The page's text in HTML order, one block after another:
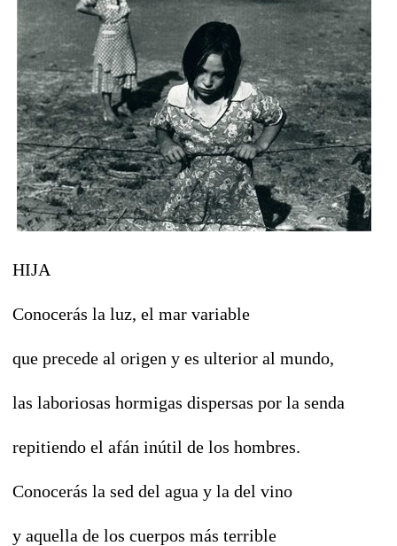
HIJA
Conocerás la luz, el mar variable
que precede al origen y es ulterior al mundo,
las laboriosas hormigas dispersas por la senda
repitiendo el afán inútil de los hombres.
Conocerás la sed del agua y la del vino
y aquella de los cuerpos más terrible